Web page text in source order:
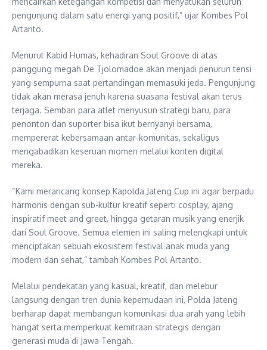
pengunjung dalam satu energi yang positif,” ujar Kombes Pol
Artanto.
Menurut Kabid Humas, kehadiran Soul Groove di atas
panggung megah De Tjolomadoe akan menjadi penurun tensi
yang sempurna saat pertandingan memasuki jeda. Pengunjung
tidak akan merasa jenuh karena suasana festival akan terus
terjaga. Sembari para atlet menyusun strategi baru, para
penonton dan suporter bisa ikut bernyanyi bersama,
mempererat kebersamaan antar-komunitas, sekaligus
mengabadikan keseruan momen melalui konten digital
mereka.
“Kami merancang konsep Kapolda Jateng Cup ini agar berpadu
harmonis dengan sub-kultur kreatif seperti cosplay, ajang
inspiratif meet and greet, hingga getaran musik yang enerjik
dari Soul Groove. Semua elemen ini saling melengkapi untuk
menciptakan sebuah ekosistem festival anak muda yang
modern dan sehat,” tambah Kombes Pol Artanto.
Melalui pendekatan yang kasual, kreatif, dan melebur
langsung dengan tren dunia kepemudaan ini, Polda Jateng
berharap dapat membangun komunikasi dua arah yang lebih
hangat serta memperkuat kemitraan strategis dengan
generasi muda di Jawa Tengah.